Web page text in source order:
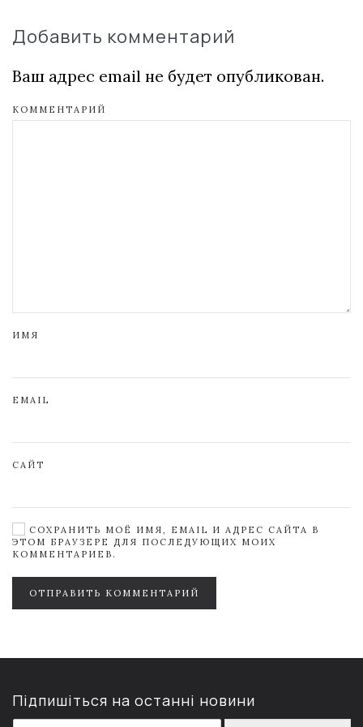
Добавить комментарий
Ваш адрес email не будет опубликован.
КОММЕНТАРИЙ
ИМЯ
EMAIL
САЙТ
СОХРАНИТЬ МОЁ ИМЯ, EMAIL И АДРЕС САЙТА В
ЭТОМ БРАУЗЕРЕ ДЛЯ ПОСЛЕДУЮЩИХ МОИХ
КОММЕНТАРИЕВ.
ОТПРАВИТЬ КОММЕНТАРИЙ
Підпишіться на останні новини